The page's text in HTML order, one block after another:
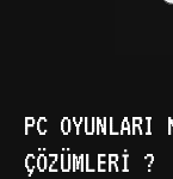
PC
ÇÖZÜMLERI ?